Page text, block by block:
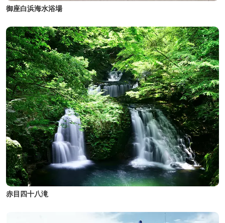
御座白浜海水浴場
赤目四十八滝